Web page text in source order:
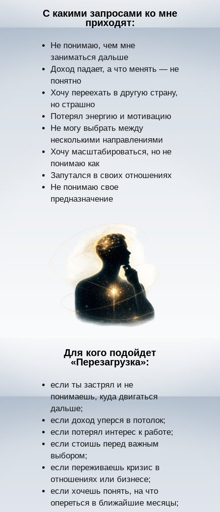
С какими запросами ко мне
приходят:
Не понимаю, чем мне
заниматься дальше
Доход падает, а что менять — не
понятно
Хочу переехать в другую страну,
но страшно
Потерял энергию и мотивацию
Не могу выбрать между
несколькими направлениями
Хочу масштабироваться, но не
понимаю как
Запутался в своих отношениях
Не понимаю свое
предназначение
Для кого подойдет
«Перезагрузка»:
если ты застрял и не
понимаешь, куда двигаться
дальше;
если доход уперся в потолок;
если потерял интерес к работе;
если стоишь перед важным
выбором;
если переживаешь кризис в
отношениях или бизнесе;
если хочешь понять, на что
опереться в ближайшие месяцы;